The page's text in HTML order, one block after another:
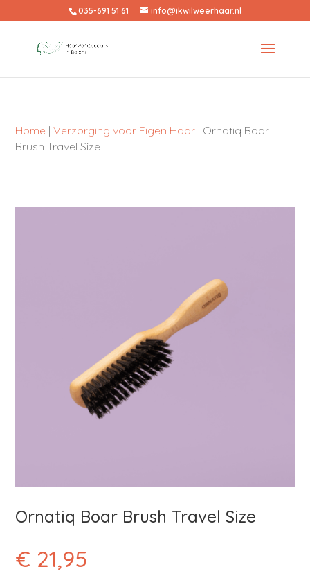
035-691 51 61 info@ikwilweerhaar.nl
Home |Verzorging voor Eigen Haar | Ornatiq Boar
Brush Travel Size
Ornatiq Boar Brush Travel Size
€ 21,95